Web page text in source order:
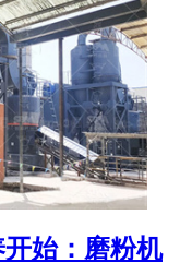
始：磨粉机